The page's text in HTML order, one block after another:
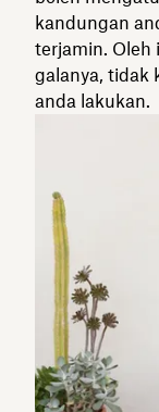
kandungan
terjamin. Oleh
galanya, tidak
anda lakukan.